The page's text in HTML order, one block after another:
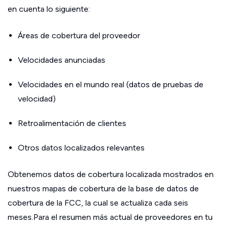
en cuenta lo siguiente:
Áreas de cobertura del proveedor
Velocidades anunciadas
Velocidades en el mundo real (datos de pruebas de
velocidad)
Retroalimentación de clientes
Otros datos localizados relevantes
Obtenemos datos de cobertura localizada mostrados en
nuestros mapas de cobertura de la base de datos de
cobertura de la FCC, la cual se actualiza cada seis
meses.Para el resumen más actual de proveedores en tu